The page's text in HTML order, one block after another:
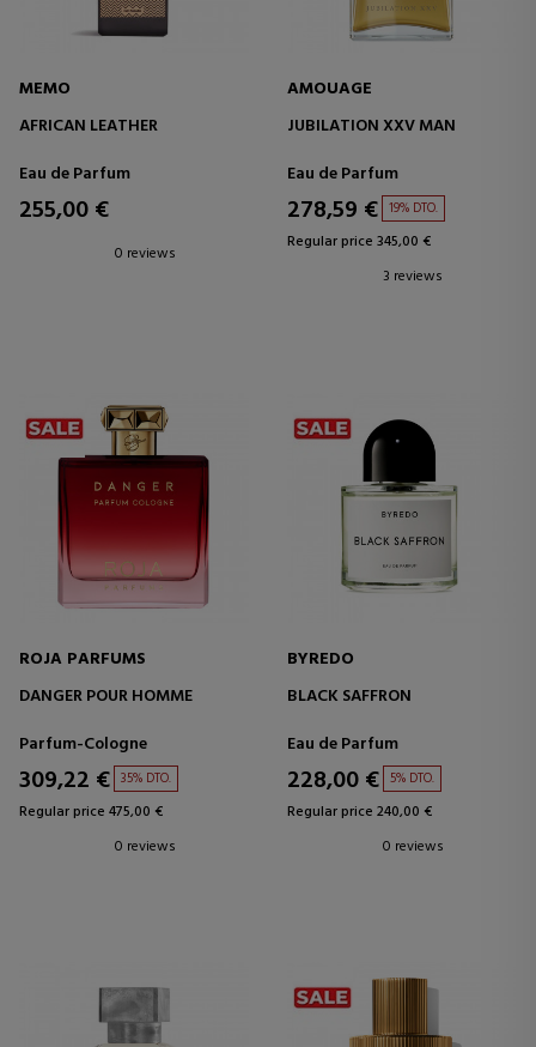
MEMO
AFRICAN LEATHER
Eau de Parfum
255,00 €
0 reviews
AMOUAGE
JUBILATION XXV MAN
Eau de Parfum
278,59 € 19% DTO.
Regular price 345,00 €
3 reviews
ROJA PARFUMS
DANGER POUR HOMME
Parfum-Cologne
309,22 € 35% DTO.
Regular price 475,00 €
0 reviews
BYREDO
BLACK SAFFRON
Eau de Parfum
228,00 € 5% DTO.
Regular price 240,00 €
0 reviews